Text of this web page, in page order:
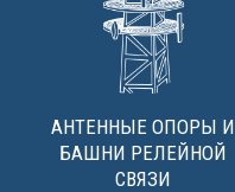
АНТЕННЫЕ ОПОРЫ И
БАШНИ РЕЛЕЙНОЙ
СВЯЗИ